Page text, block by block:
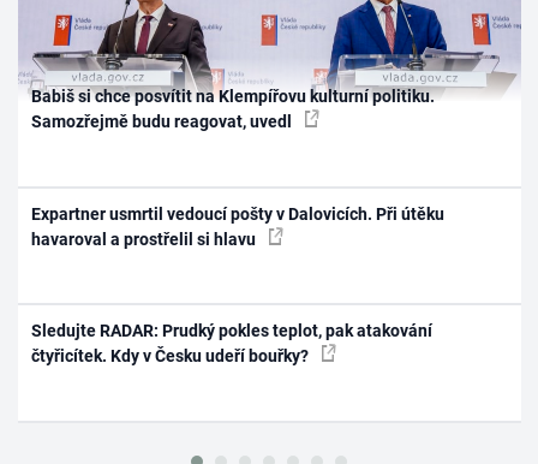
Babiš si chce posvítit na Klempířovu kulturní politiku.
Samozřejmě budu reagovat, uvedl
Expartner usmrtil vedoucí pošty v Dalovicích. Při útěku
havaroval a prostřelil si hlavu
Sledujte RADAR: Prudký pokles teplot, pak atakování
čtyřicítek. Kdy v Česku udeří bouřky?